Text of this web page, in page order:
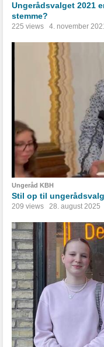
Ungerådsvalget 2021
stemme?
225 views 4. november
Ungeråd KBH
Stil op til
209 views 28. august 2025